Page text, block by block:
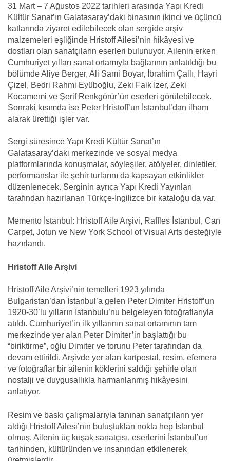
31 Mart – 7 Ağustos 2022 tarihleri arasında Yapı Kredi
Kültür Sanat’ın Galatasaray’daki binasının ikinci ve üçüncü
katlarında ziyaret edilebilecek olan sergide arşiv
malzemeleri eşliğinde Hristoff Ailesi’nin hikâyesi ve
dostları olan sanatçıların eserleri bulunuyor. Ailenin erken
Cumhuriyet yılları sanat ortamıyla bağlarının anlatıldığı bu
bölümde Aliye Berger, Ali Sami Boyar, İbrahim Çallı, Hayri
Çizel, Bedri Rahmi Eyüboğlu, Zeki Faik İzer, Zeki
Kocamemi ve Şerif Renkgörür’ün eserleri görülebilecek.
Sonraki kısımda ise Peter Hristoff’un İstanbul’dan ilham
alarak ürettiği işler var.
Sergi süresince Yapı Kredi Kültür Sanat’ın
Galatasaray’daki merkezinde ve sosyal medya
platformlarında konuşmalar, söyleşiler, atölyeler, dinletiler,
performanslar ile şehir turlarını da kapsayan etkinlikler
düzenlenecek. Serginin ayrıca Yapı Kredi Yayınları
tarafından hazırlanan Türkçe-İngilizce bir kataloğu da var.
Memento İstanbul: Hristoff Aile Arşivi, Raffles İstanbul, Can
Carpet, Jotun ve New York School of Visual Arts desteğiyle
hazırlandı.
Hristoff Aile Arşivi
Hristoff Aile Arşivi’nin temelleri 1923 yılında
Bulgaristan’dan İstanbul’a gelen Peter Dimiter Hristoff’un
1920-30’lu yılların İstanbulu’nu belgeleyen fotoğraflarıyla
atıldı. Cumhuriyet’in ilk yıllarının sanat ortamının tam
merkezinde yer alan Peter Dimiter’in başlattığı bu
“biriktirme”, oğlu Dimiter ve torunu Peter tarafından da
devam ettirildi. Arşivde yer alan kartpostal, resim, efemera
ve fotoğraflar bir ailenin köklerini saldığı şehirle olan
nostalji ve duygusallıkla harmanlanmış hikâyesini
anlatıyor.
Resim ve baskı çalışmalarıyla tanınan sanatçıların yer
aldığı Hristoff Ailesi’nin buluştukları nokta hep İstanbul
olmuş. Ailenin üç kuşak sanatçısı, eserlerini İstanbul’un
tarihinden, kültüründen ve insanından etkilenerek